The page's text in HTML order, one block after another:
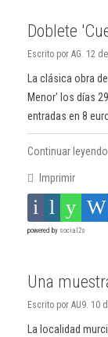
Doblete
Escrito por AG. 12
La clásica obra
Menor' los días
entradas en 8
Continuar leyendo
Imprimir
powered by social2s
Una
Escrito por AU9. 10
La localidad